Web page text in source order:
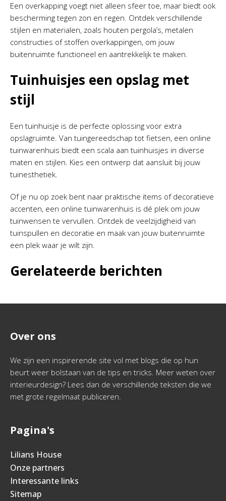
Een overkapping voegt niet alleen sfeer toe, maar biedt ook
bescherming tegen zon en regen. Ontdek verschillende
stijlen en materialen, zoals houten pergola’s, metalen
constructies of stoffen overkappingen, om jouw
buitenruimte functioneel en aantrekkelijk te maken.
Tuinhuisjes een opslag met
stijl
Een tuinhuisje is de perfecte oplossing voor extra
opslagruimte. Van tuingereedschap tot fietsen, een online
tuinwarenhuis biedt een scala aan tuinhuisjes in diverse
maten en stijlen. Kies een ontwerp dat aansluit bij jouw
tuinesthetiek.
Of je nu op zoek bent naar praktische items of decoratieve
accenten, een online tuinwarenhuis is dé plek om jouw
tuinwensen te vervullen. Ontdek de veelzijdigheid van
tuinspullen en decoratie en maak van jouw buitenruimte
een plek waar je wilt zijn.
Gerelateerde berichten
Over ons
We zijn een inspirerende site vol met blogs die op hun
beurt weer bolstaan van de tips en tricks. Meer weten over
interieurdesign? Lees dan de verschillende teksten die we
met grote regelmaat publiceren.
Pagina's
Lilians House
Onze partners
Interessante links
Sitemap